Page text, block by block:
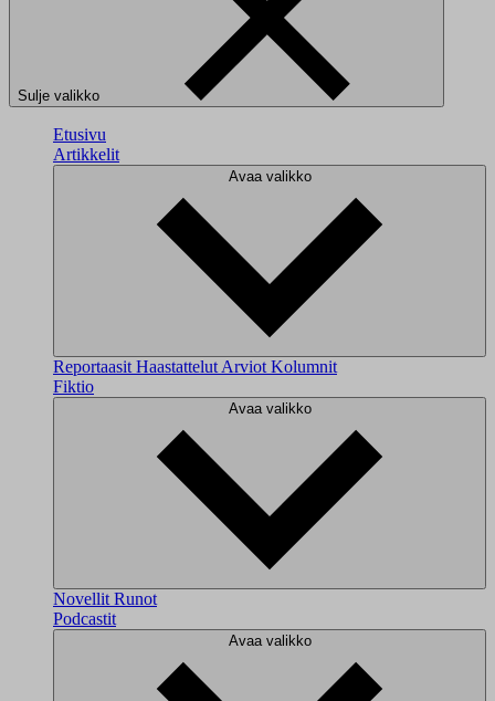
Sulje valikko
Etusivu
Artikkelit
Avaa valikko
Reportaasit Haastattelut Arviot Kolumnit
Fiktio
Avaa valikko
Novellit Runot
Podcastit
Avaa valikko